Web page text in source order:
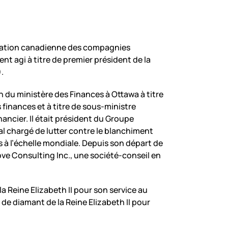
canadienne des compagnies
agi à titre de premier président de la
du ministère des Finances à Ottawa à titre
et à titre de sous-ministre
Il était président du Groupe
chargé de lutter contre le blanchiment
l’échelle mondiale. Depuis son départ de
Consulting Inc., une société-conseil en
Reine Elizabeth II pour son service au
diamant de la Reine Elizabeth II pour